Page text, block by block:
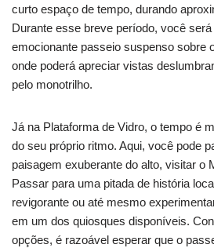
curto espaço de tempo, durando
Durante esse breve período, você
emocionante passeio suspenso sobre
onde poderá apreciar vistas
pelo monotrilho.
Já na Plataforma de Vidro, o tempo é
do seu próprio ritmo. Aqui, você pode
paisagem exuberante do alto, visitar o
Passar para uma pitada de história
revigorante ou até mesmo
em um dos quiosques disponíveis.
opções, é razoável esperar que o